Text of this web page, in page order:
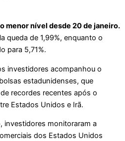
menor nível desde 20 de janeiro.
queda de 1,99%, enquanto o
para 5,71%.
investidores acompanhou o
estadunidenses, que
recordes recentes após o
Estados Unidos e Irã.
investidores monitoraram a
dos Estados Unidos